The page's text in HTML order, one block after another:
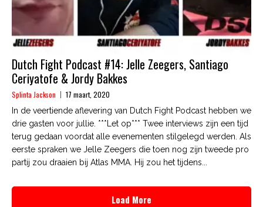
Dutch Fight Podcast #14: Jelle Zeegers, Santiago
Ceriyatofe & Jordy Bakkes
Splinta Jackson 17 maart, 2020
In de veertiende aflevering van Dutch Fight Podcast hebben we
drie gasten voor jullie. ***Let op*** Twee interviews zijn een tijd
terug gedaan voordat alle evenementen stilgelegd werden. Als
eerste spraken we Jelle Zeegers die toen nog zijn tweede pro
partij zou draaien bij Atlas MMA. Hij zou het tijdens...
Load More